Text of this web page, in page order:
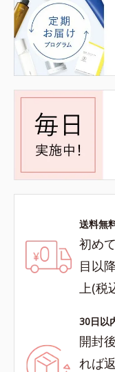
送料無
初め
目以
上(税
30日以
開封
れば